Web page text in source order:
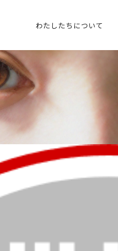
わたしたちについて